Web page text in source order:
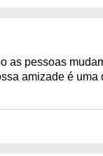
as pessoas
amizade é uma